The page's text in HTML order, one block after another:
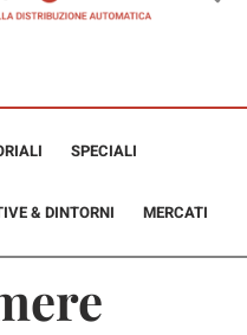
SPECIALI
& DINTORNI MERCATI